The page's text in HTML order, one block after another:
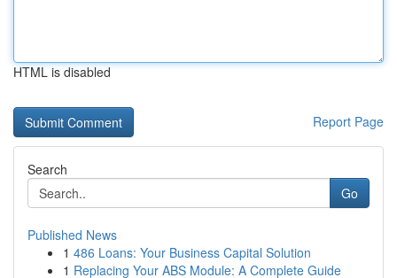
HTML is disabled
Report Page
Search
Go
Published News
1 486 Loans: Your Business Capital Solution
1 Replacing Your ABS Module: A Complete Guide